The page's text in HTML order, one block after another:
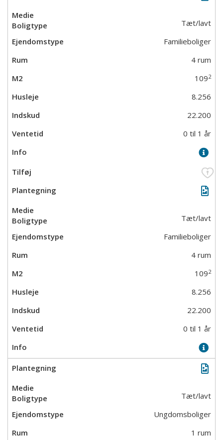
Tæt/lavt
Familieboliger
4 rum
1092
8.256
22.200
0 til 1 år
Tæt/lavt
Familieboliger
4 rum
1092
8.256
22.200
0 til 1 år
Tæt/lavt
Ungdomsboliger
1 rum